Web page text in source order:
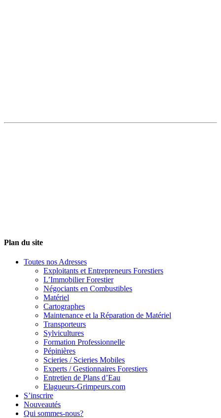
Plan du site
Toutes nos Adresses
Exploitants et Entrepreneurs Forestiers
L’Immobilier Forestier
Négociants en Combustibles
Matériel
Cartographes
Maintenance et la Réparation de Matériel
Transporteurs
Sylvicultures
Formation Professionnelle
Pépinières
Scieries / Scieries Mobiles
Experts / Gestionnaires Forestiers
Entretien de Plans d’Eau
Elagueurs-Grimpeurs.com
S’inscrire
Nouveautés
Qui sommes-nous?